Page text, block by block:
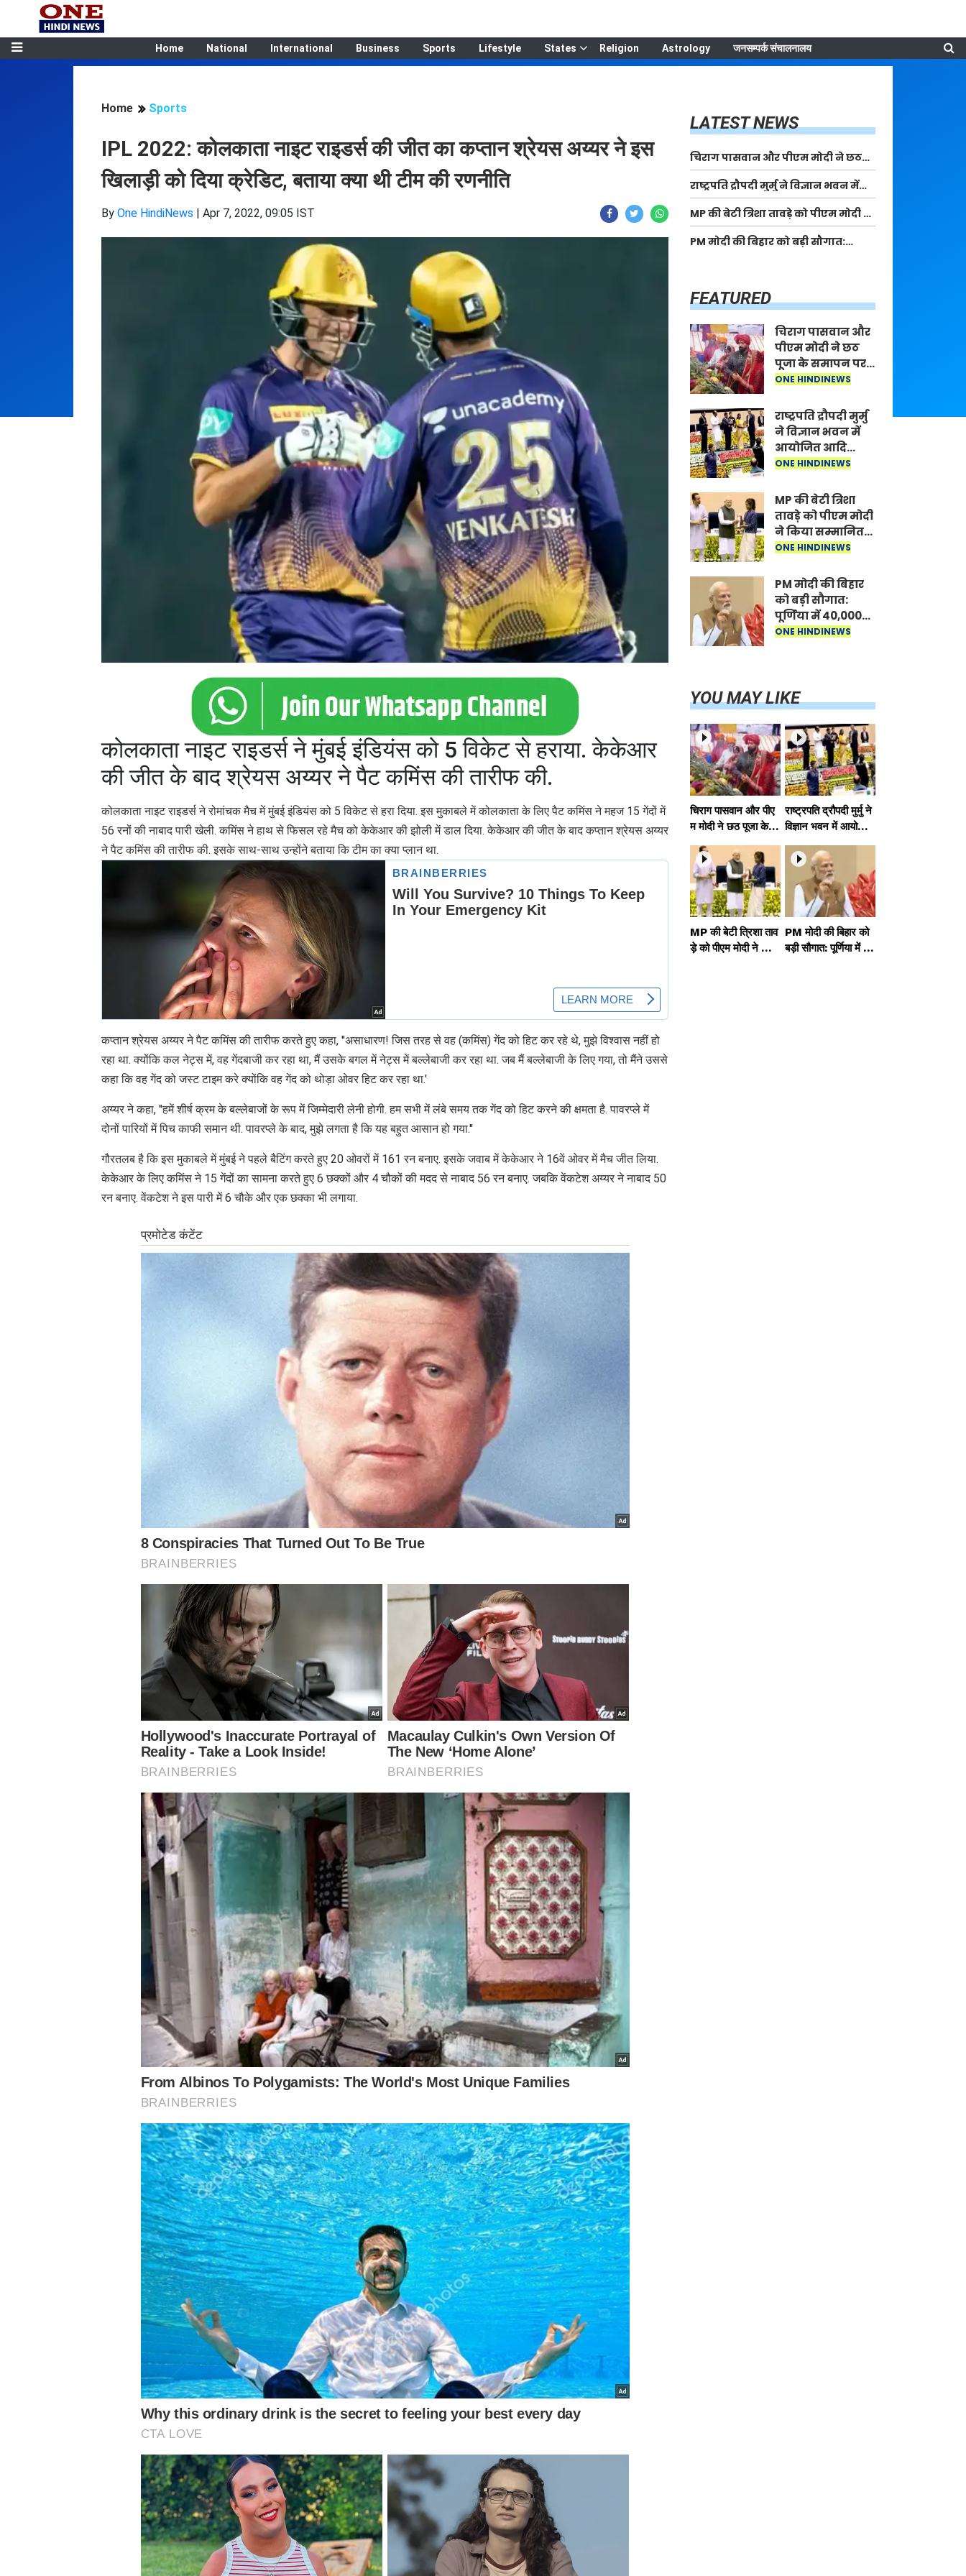
Home National International Business Sports Lifestyle States Religion Astrology जनसम्पर्क संचालनालय
Home Sports
IPL 2022: कोलकाता नाइट राइडर्स की जीत का कप्तान श्रेयस अय्यर ने इस
खिलाड़ी को दिया क्रेडिट, बताया क्या थी टीम की रणनीति
By One HindiNews | Apr 7, 2022, 09:05 IST
कोलकाता नाइट राइडर्स ने मुंबई इंडियंस को 5 विकेट से हराया. केकेआर
की जीत के बाद श्रेयस अय्यर ने पैट कमिंस की तारीफ की.
कोलकाता नाइट राइडर्स ने रोमांचक मैच में मुंबई इंडियंस को 5 विकेट से हरा दिया. इस मुकाबले में कोलकाता के लिए पैट कमिंस ने महज 15 गेंदों में
56 रनों की नाबाद पारी खेली. कमिंस ने हाथ से फिसल रहे मैच को केकेआर की झोली में डाल दिया. केकेआर की जीत के बाद कप्तान श्रेयस अय्यर
ने पैट कमिंस की तारीफ की. इसके साथ-साथ उन्होंने बताया कि टीम का क्या प्लान था.
कप्तान श्रेयस अय्यर ने पैट कमिंस की तारीफ करते हुए कहा, ''असाधारण! जिस तरह से वह (कमिंस) गेंद को हिट कर रहे थे, मुझे विश्वास नहीं हो
रहा था. क्योंकि कल नेट्स में, वह गेंदबाजी कर रहा था, मैं उसके बगल में नेट्स में बल्लेबाजी कर रहा था. जब मैं बल्लेबाजी के लिए गया, तो मैंने उससे
कहा कि वह गेंद को जस्ट टाइम करे क्योंकि वह गेंद को थोड़ा ओवर हिट कर रहा था.'
अय्यर ने कहा, ''हमें शीर्ष क्रम के बल्लेबाजों के रूप में जिम्मेदारी लेनी होगी. हम सभी में लंबे समय तक गेंद को हिट करने की क्षमता है. पावरप्ले में
दोनों पारियों में पिच काफी समान थी. पावरप्ले के बाद, मुझे लगता है कि यह बहुत आसान हो गया.''
गौरतलब है कि इस मुकाबले में मुंबई ने पहले बैटिंग करते हुए 20 ओवरों में 161 रन बनाए. इसके जवाब में केकेआर ने 16वें ओवर में मैच जीत लिया.
केकेआर के लिए कमिंस ने 15 गेंदों का सामना करते हुए 6 छक्कों और 4 चौकों की मदद से नाबाद 56 रन बनाए. जबकि वेंकटेश अय्यर ने नाबाद 50
रन बनाए. वेंकटेश ने इस पारी में 6 चौके और एक छक्का भी लगाया.
LATEST NEWS
चिराग पासवान और पीएम मोदी ने छठ
पूजा के समापन पर देशवासियों को दी
शुभकामनाएं, छठी मैया से देश की समृद्धि
की कामना की
राष्ट्रपति द्रौपदी मुर्मु ने विज्ञान भवन में
आयोजित आदि कर्मयोगी अभियान पर
राष्ट्रीय कॉन्क्लेव में मध्यप्रदेश को
सम्मानित किया
MP की बेटी त्रिशा तावड़े को पीएम मोदी ने
किया सम्मानित, राष्ट्रीय स्तर पर लहराया
कौशल विकास का परचम
PM मोदी की बिहार को बड़ी सौगात:
FEATURED
चिराग पासवान और
पीएम मोदी ने छठ
पूजा के समापन पर
देशवासियों को दी
मैया से देश की
समृद्धि की
कामना की
ONE HINDINEWS
राष्ट्रपति द्रौपदी मुर्मु
ने विज्ञान भवन में
आयोजित आदि
कर्मयोगी अभियान
में मध्यप्रदेश को
सम्मानित किया
ONE HINDINEWS
MP की बेटी त्रिशा
तावड़े को पीएम मोदी
ने किया सम्मानित,
राष्ट्रीय स्तर पर
विकास का परचम
ONE HINDINEWS
PM मोदी की बिहार
को बड़ी सौगात:
पूर्णिया में 40,000
करोड़ की विकास
का नया युग शुरू
ONE HINDINEWS
YOU MAY LIKE
चिराग पासवान और पीए
म मोदी ने छठ पूजा के स
मापन पर देशवासियों को
दी शुभकामनाएं, छठी
मैया से देश की समृद्धि की
कामना की
राष्ट्रपति द्रौपदी मुर्मु ने
विज्ञान भवन में आयोजित
आदि कर्मयोगी अभियान
पर राष्ट्रीय कॉन्क्लेव में
मध्यप्रदेश को सम्मानित
किया
MP की बेटी त्रिशा ताव
ड़े को पीएम मोदी ने किया
PM मोदी की बिहार को
बड़ी सौगात: पूर्णिया में 4